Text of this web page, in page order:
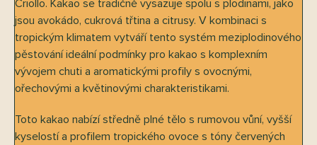
Criollo. Kakao se tradičně vysazuje spolu s plodinami, jako
jsou avokádo, cukrová třtina a citrusy. V kombinaci s
tropickým klimatem vytváří tento systém meziplodinového
pěstování ideální podmínky pro kakao s komplexním
vývojem chuti a aromatickými profily s ovocnými,
ořechovými a květinovými charakteristikami.
Toto kakao nabízí středně plné tělo s rumovou vůní, vyšší
kyselostí a profilem tropického ovoce s tóny červených